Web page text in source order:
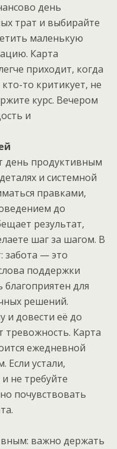
день
трат и выбирайте
маленькую
Карта
приходит, когда
то критикует, не
курс. Вечером
и
день продуктивным
и системной
правками,
до
результат,
шаг за шагом. В
забота — это
поддержки
для
решений.
и довести её до
тревожность. Карта
ежедневной
Если устали,
не требуйте
почувствовать
важно держать